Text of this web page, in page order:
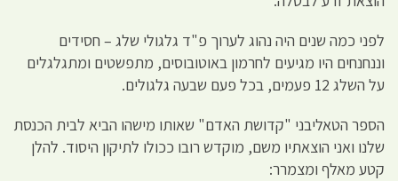
לפני כמה שנים היה נהוג לערוך פ"ד גלגולי שלג – חסידים
וננחנחים היו מגיעים לחרמון באוטובוסים, מתפשטים ומתגלגלים
על השלג 12 פעמים, בכל פעם שבעה גלגולים.
הספר הטאליבני "קדושת האדם" שאותו מישהו הביא לבית הכנסת
שלנו ואני הוצאתיו משם, מוקדש רובו ככולו לתיקון היסוד. להלן
קטע מאלף ומצמרר: